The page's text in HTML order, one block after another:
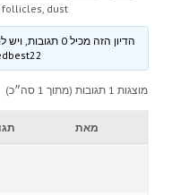
dust.
הדיון הזה מכיל 0 תגובות, ויש לו משתתף 1, והוא עודכן לאחרונה ע״י
מוצגות 1 תגובות (מתוך 1 סה״כ)
מאת